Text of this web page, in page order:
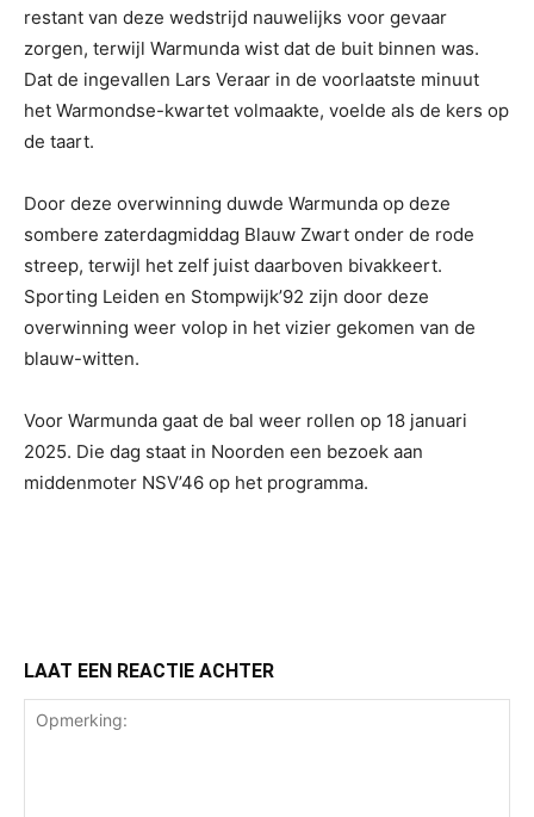
restant van deze wedstrijd nauwelijks voor gevaar
zorgen, terwijl Warmunda wist dat de buit binnen was.
Dat de ingevallen Lars Veraar in de voorlaatste minuut
het Warmondse-kwartet volmaakte, voelde als de kers op
de taart.
Door deze overwinning duwde Warmunda op deze
sombere zaterdagmiddag Blauw Zwart onder de rode
streep, terwijl het zelf juist daarboven bivakkeert.
Sporting Leiden en Stompwijk’92 zijn door deze
overwinning weer volop in het vizier gekomen van de
blauw-witten.
Voor Warmunda gaat de bal weer rollen op 18 januari
2025. Die dag staat in Noorden een bezoek aan
middenmoter NSV’46 op het programma.
LAAT EEN REACTIE ACHTER